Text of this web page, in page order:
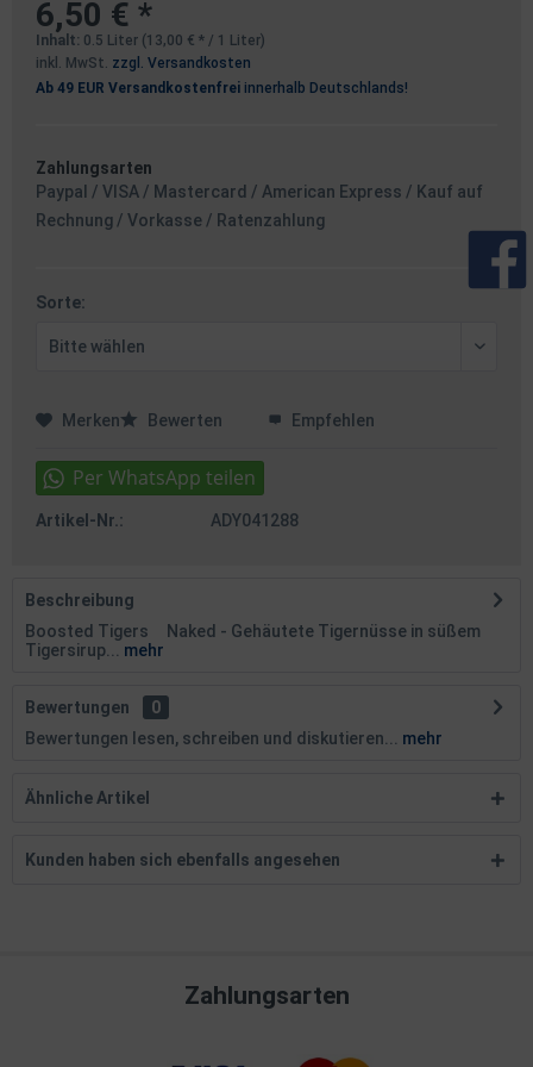
6,50 € *
Inhalt: 0.5 Liter (13,00 € * / 1 Liter)
inkl. MwSt. zzgl. Versandkosten
Ab 49 EUR Versandkostenfrei innerhalb Deutschlands!
Zahlungsarten
Paypal / VISA / Mastercard / American Express / Kauf auf
Rechnung / Vorkasse / Ratenzahlung
Sorte:
Merken Bewerten Empfehlen
Artikel-Nr.: ADY041288
Beschreibung
Boosted Tigers Naked - Gehäutete Tigernüsse in süßem
Tigersirup...
mehr
Bewertungen
0
Bewertungen lesen, schreiben und diskutieren...
mehr
Ähnliche Artikel
Kunden haben sich ebenfalls angesehen
Zahlungsarten